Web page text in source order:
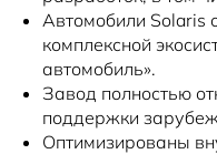
Автомобили Solaris
комплексной
автомобиль».
Завод полностью
поддержки
Оптимизированы